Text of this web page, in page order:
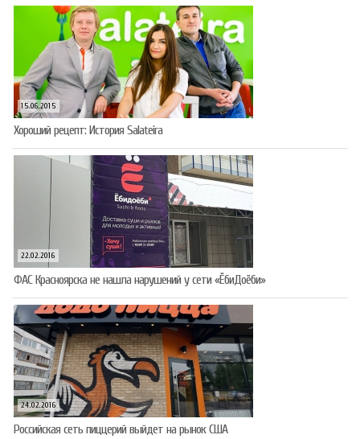
15.06.2015
Хороший рецепт: История Salateira
22.02.2016
ФАС Красноярска не нашла нарушений у сети «ЁбиДоёби»
24.02.2016
Российская сеть пиццерий выйдет на рынок США